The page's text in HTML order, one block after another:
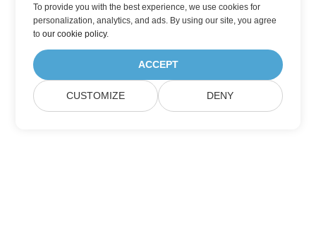
To provide you with the best experience, we use cookies for
personalization, analytics, and ads. By using our site, you agree
toour cookie policy.
ACCEPT
CUSTOMIZE DENY